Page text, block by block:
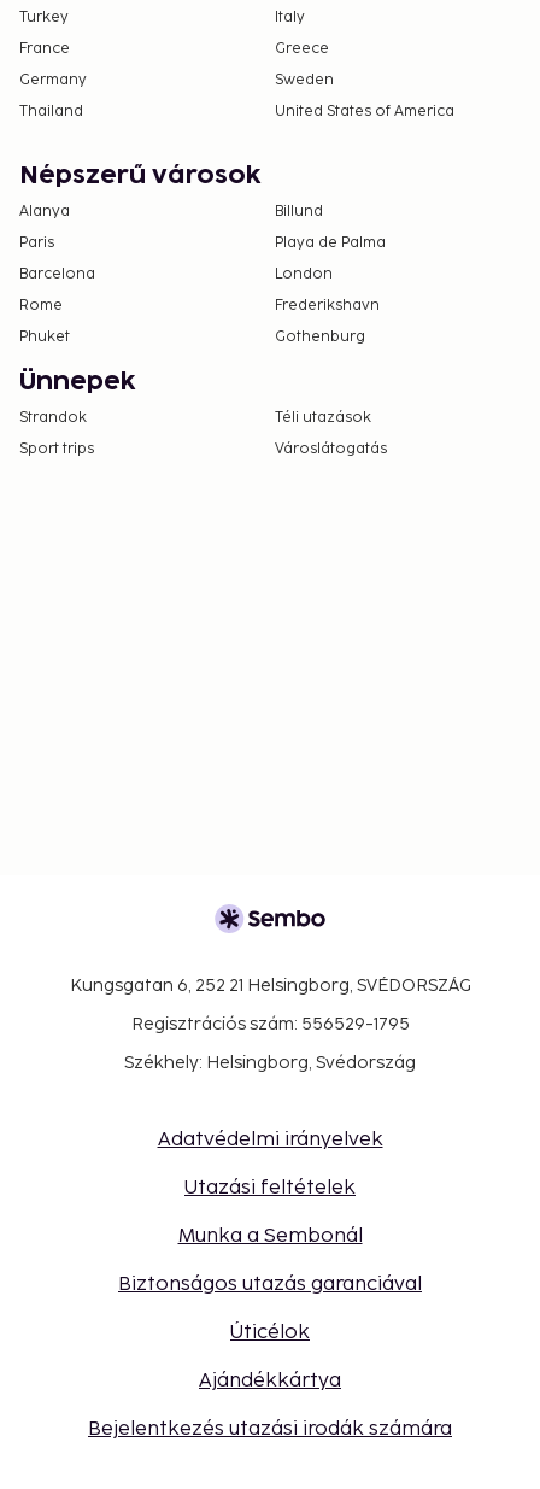
Turkey
Italy
France
Greece
Germany
Sweden
Thailand
United States of America
Népszerű városok
Alanya
Billund
Paris
Playa de Palma
Barcelona
London
Rome
Frederikshavn
Phuket
Gothenburg
Ünnepek
Strandok
Téli utazások
Sport trips
Városlátogatás
Kungsgatan 6, 252 21 Helsingborg, SVÉDORSZÁG
Regisztrációs szám: 556529-1795
Székhely: Helsingborg, Svédország
Adatvédelmi irányelvek
Utazási feltételek
Munka a Sembonál
Biztonságos utazás garanciával
Úticélok
Ajándékkártya
Bejelentkezés utazási irodák számára